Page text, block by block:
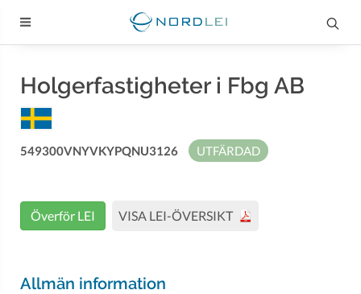
Holgerfastigheter i Fbg AB
549300VNYVKYPQNU3126 UTFÄRDAD
Överför LEI VISA LEI-ÖVERSIKT
Allmän information